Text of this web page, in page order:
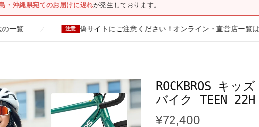
・沖縄県宛てのお届けに遅れが発生しております。
／ 偽サイトにご注意ください！オンライン・直営店一覧はこちら
ROCKBROS キ
バイク TEEN 22H
¥72,400